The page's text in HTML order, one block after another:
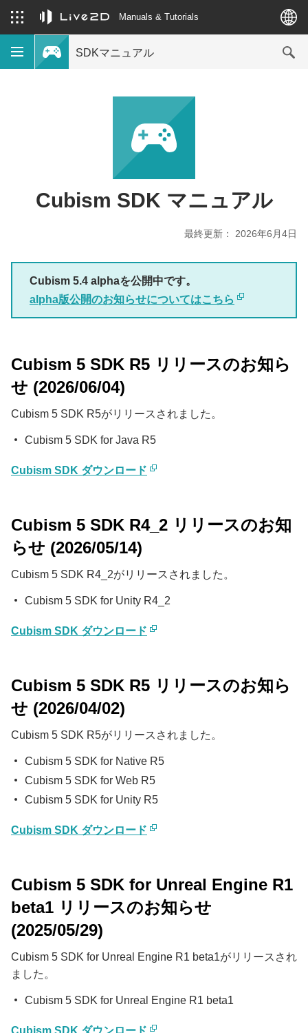
Manuals & Tutorials
SDKマニュアル
Cubism SDK マニュアル
最終更新： 2026年6月4日
Cubism 5.4 alphaを公開中です。
alpha版公開のお知らせについてはこちら
Cubism 5 SDK R5 リリースのお知ら
せ (2026/06/04)
Cubism 5 SDK R5がリリースされました。
Cubism 5 SDK for Java R5
Cubism SDK ダウンロード
Cubism 5 SDK R4_2 リリースのお知
らせ (2026/05/14)
Cubism 5 SDK R4_2がリリースされました。
Cubism 5 SDK for Unity R4_2
Cubism SDK ダウンロード
Cubism 5 SDK R5 リリースのお知ら
せ (2026/04/02)
Cubism 5 SDK R5がリリースされました。
Cubism 5 SDK for Native R5
Cubism 5 SDK for Web R5
Cubism 5 SDK for Unity R5
Cubism SDK ダウンロード
Cubism 5 SDK for Unreal Engine R1
beta1 リリースのお知らせ
(2025/05/29)
Cubism 5 SDK for Unreal Engine R1 beta1がリリースされ
ました。
Cubism 5 SDK for Unreal Engine R1 beta1
Cubism SDK ダウンロード